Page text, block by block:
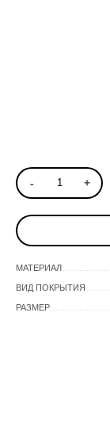
- +
МАТЕРИАЛ
ВИД ПОКРЫТИЯ
РАЗМЕР